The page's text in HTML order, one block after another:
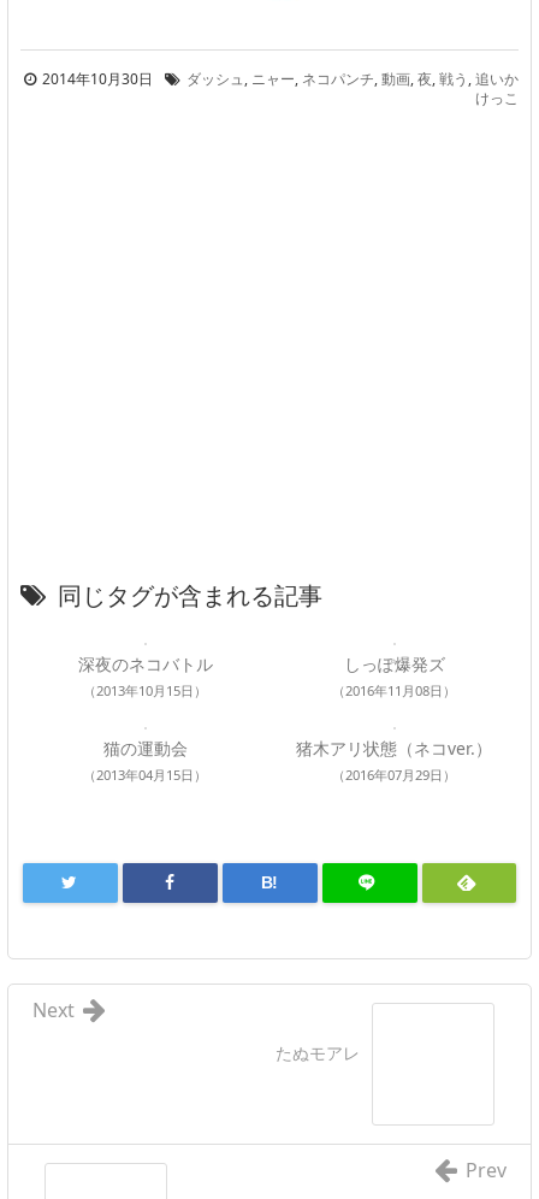
2014年10月30日 ダッシュ, ニャー, ネコパンチ,動画,夜,戦う ,追いか
けっこ
同じタグが含まれる記事
深夜のネコバトル
（2013年10月15日）
しっぽ爆発ズ
（2016年11月08日）
猫の運動会
（2013年04月15日）
猪木アリ状態（ネコver.）
（2016年07月29日）
B!
たぬモアレ
Next
Prev